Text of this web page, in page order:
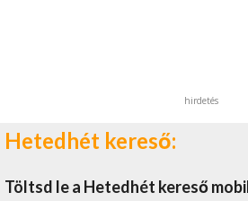
hirdetés
Hetedhét kereső:
Töltsd le a Hetedhét kereső